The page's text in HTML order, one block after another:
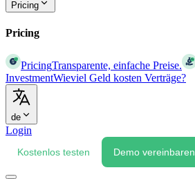
Pricing
Pricing
PricingTransparente, einfache Preise.
InvestmentWieviel Geld kosten Verträge?
de
Login
Kostenlos testen Demo vereinbaren